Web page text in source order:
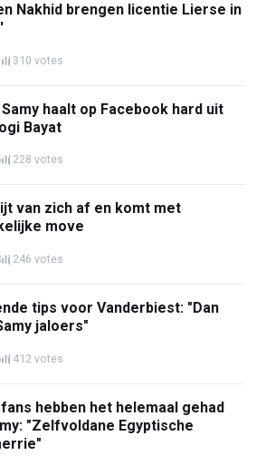
Nakhid brengen licentie Lierse in
310 votes
haalt op Facebook hard uit
Bayat
228 votes
van zich af en komt met
move
246 votes
tips voor Vanderbiest: "Dan
jaloers"
412 votes
hebben het helemaal gehad
"Zelfvoldane Egyptische